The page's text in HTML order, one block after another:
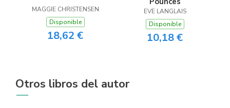
MAGGIE CHRISTENSEN
Disponible
18,62 €
EVE LANGLAIS
Disponible
10,18 €
Otros libros del autor